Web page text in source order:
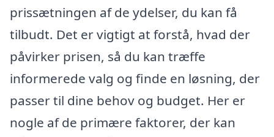
prissætningen af de ydelser, du kan få
tilbudt. Det er vigtigt at forstå, hvad der
påvirker prisen, så du kan træffe
informerede valg og finde en løsning, der
passer til dine behov og budget. Her er
nogle af de primære faktorer, der kan